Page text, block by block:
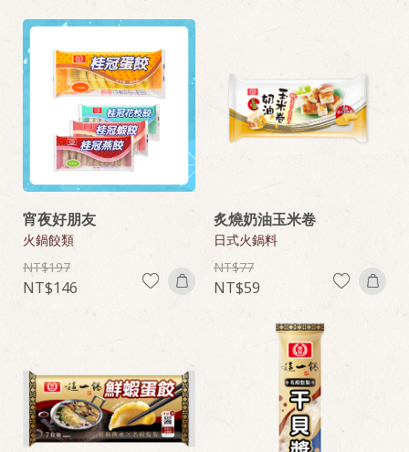
宵夜好朋友
火鍋餃類
197
146
炙燒奶油玉米卷
日式火鍋料
77
59